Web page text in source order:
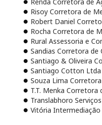
Risoy Corretora de
Robert Daniel
Rocha Corretora de
Rural Assessoria e
Sandias Corretora
Santiago & Oliveira
Santiago Cotton Ltda
Souza Lima
T.T. Menka Corretora
Translabhoro
Vitória